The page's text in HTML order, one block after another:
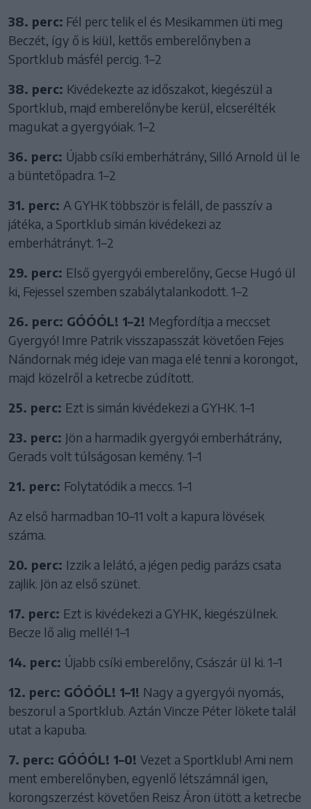
38. perc: Fél perc telik el és Mesikammen üti meg
Beczét, így ő is kiül, kettős emberelőnyben a
Sportklub másfél percig. 1–2
38. perc: Kivédekezte az időszakot, kiegészül a
Sportklub, majd emberelőnybe kerül, elcserélték
magukat a gyergyóiak. 1–2
36. perc: Újabb csíki emberhátrány, Silló Arnold ül le
a büntetőpadra. 1–2
31. perc: A GYHK többször is feláll, de passzív a
játéka, a Sportklub simán kivédekezi az
emberhátrányt. 1–2
29. perc: Első gyergyói emberelőny, Gecse Hugó ül
ki, Fejessel szemben szabálytalankodott. 1–2
26. perc: GÓÓÓL! 1–2! Megfordítja a meccset
Gyergyó! Imre Patrik visszapasszát követően Fejes
Nándornak még ideje van maga elé tenni a korongot,
majd közelről a ketrecbe zúdított.
25. perc: Ezt is simán kivédekezi a GYHK. 1–1
23. perc: Jön a harmadik gyergyói emberhátrány,
Gerads volt túlságosan kemény. 1–1
21. perc: Folytatódik a meccs. 1–1
Az első harmadban 10–11 volt a kapura lövések
száma.
20. perc: Izzik a lelátó, a jégen pedig parázs csata
zajlik. Jön az első szünet.
17. perc: Ezt is kivédekezi a GYHK, kiegészülnek.
Becze lő alig mellé! 1–1
14. perc: Újabb csíki emberelőny, Császár ül ki. 1–1
12. perc: GÓÓÓL! 1–1! Nagy a gyergyói nyomás,
beszorul a Sportklub. Aztán Vincze Péter lökete talál
utat a kapuba.
7. perc: GÓÓÓL! 1–0! Vezet a Sportklub! Ami nem
ment emberelőnyben, egyenlő létszámnál igen,
korongszerzést követően Reisz Áron ütött a ketrecbe